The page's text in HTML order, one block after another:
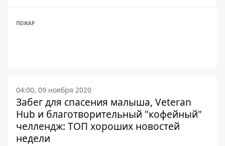
ПОЖАР
04:00, 09 ноября 2020
Забег для спасения малыша, Veteran
Hub и благотворительный "кофейный"
челлендж: ТОП хороших новостей
недели